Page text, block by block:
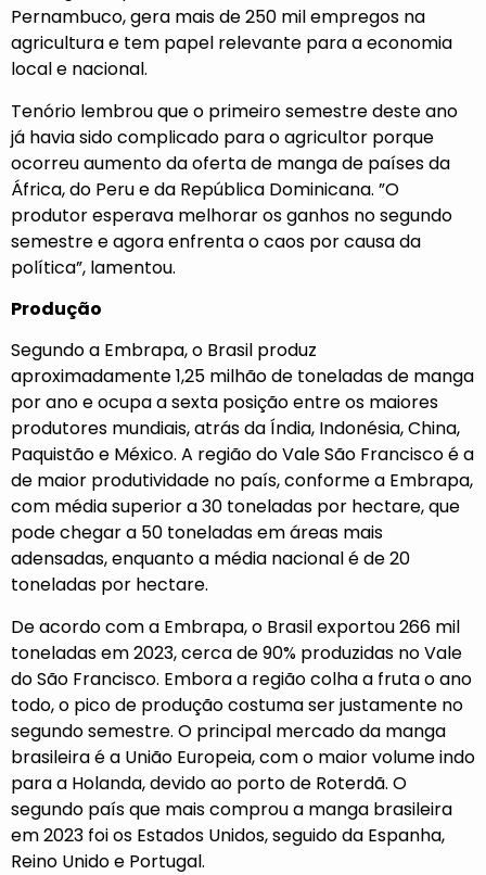
Pernambuco, gera mais de 250 mil empregos na
agricultura e tem papel relevante para a economia
local e nacional.
Tenório lembrou que o primeiro semestre deste ano
já havia sido complicado para o agricultor porque
ocorreu aumento da oferta de manga de países da
África, do Peru e da República Dominicana. ”O
produtor esperava melhorar os ganhos no segundo
semestre e agora enfrenta o caos por causa da
política”, lamentou.
Produção
Segundo a Embrapa, o Brasil produz
aproximadamente 1,25 milhão de toneladas de manga
por ano e ocupa a sexta posição entre os maiores
produtores mundiais, atrás da Índia, Indonésia, China,
Paquistão e México. A região do Vale São Francisco é a
de maior produtividade no país, conforme a Embrapa,
com média superior a 30 toneladas por hectare, que
pode chegar a 50 toneladas em áreas mais
adensadas, enquanto a média nacional é de 20
toneladas por hectare.
De acordo com a Embrapa, o Brasil exportou 266 mil
toneladas em 2023, cerca de 90% produzidas no Vale
do São Francisco. Embora a região colha a fruta o ano
todo, o pico de produção costuma ser justamente no
segundo semestre. O principal mercado da manga
brasileira é a União Europeia, com o maior volume indo
para a Holanda, devido ao porto de Roterdã. O
segundo país que mais comprou a manga brasileira
em 2023 foi os Estados Unidos, seguido da Espanha,
Reino Unido e Portugal.